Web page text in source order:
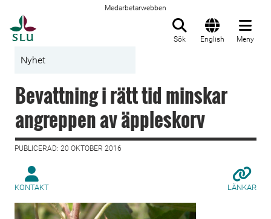
Medarbetarwebben
Sök English Meny
Nyhet
Bevattning i rätt tid minskar
angreppen av äppleskorv
PUBLICERAD: 20 OKTOBER 2016
KONTAKT LÄNKAR